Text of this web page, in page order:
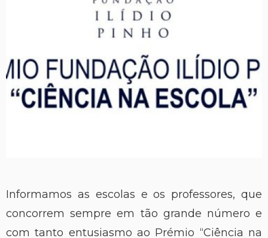
Informamos as escolas e os professores, que
concorrem sempre em tão grande número e
com tanto entusiasmo ao Prémio “Ciência na